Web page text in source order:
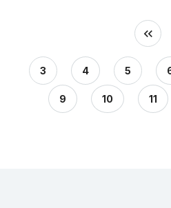
3 4 5
9 10 11